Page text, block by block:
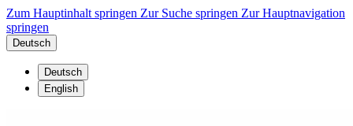
Zum Hauptinhalt springen Zur Suche springen Zur Hauptnavigation
springen
Deutsch
Deutsch
English